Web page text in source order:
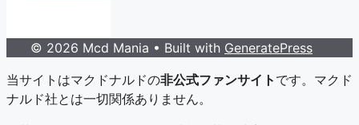
© 2026 Mcd Mania • Built with GeneratePress
当サイトはマクドナルドの非公式ファンサイト です。マクド
ナルド社とは一切関係ありません。